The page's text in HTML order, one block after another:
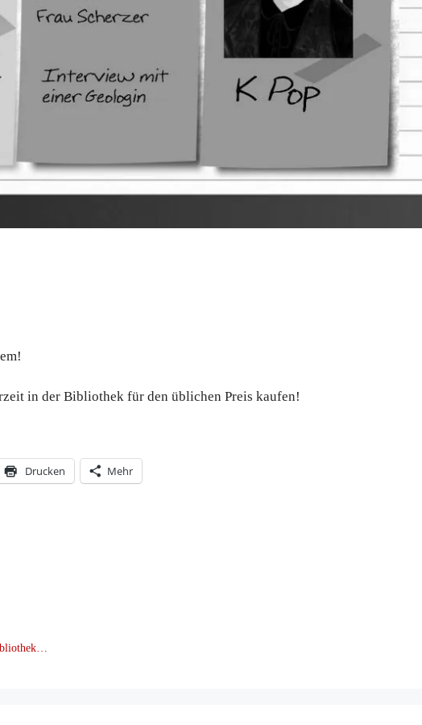
in der Bibliothek für den üblichen Preis kaufen!
Drucken Mehr